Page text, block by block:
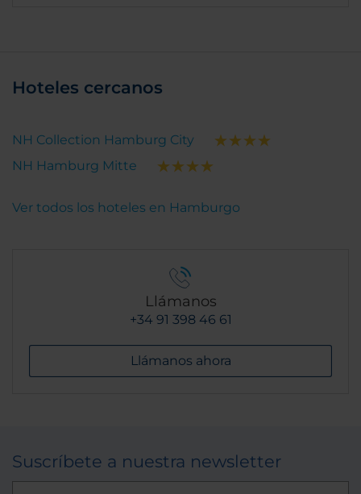
Hoteles cercanos
NH Collection Hamburg City
NH Hamburg Mitte
Ver todos los hoteles en Hamburgo
Llámanos
+34 91 398 46 61
Llámanos ahora
Suscríbete a nuestra newsletter